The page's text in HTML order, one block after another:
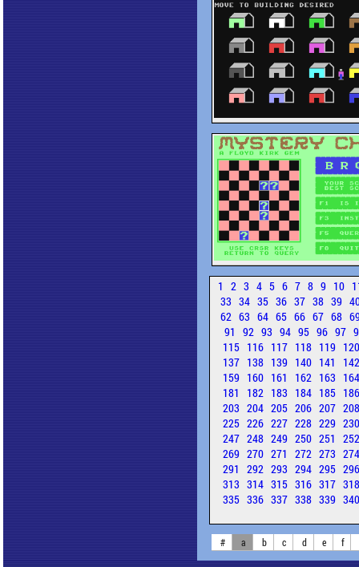
1 2 3 4 5 6 7 8 9 10
33 34 35 36 37 38 39
62 63 64 65 66 67 68
91 92 93 94 95 96 97
115 116 117 118 119
137 138 139 140 141
159 160 161 162 163
181
182 183 184 185
203 204 205 206 207
225 226 227 228 229
247 248 249 250 251
269 270 271 272 273
291 292 293 294 295
313 314 315 316 317
335 336 337 338 339
# a b c d e f